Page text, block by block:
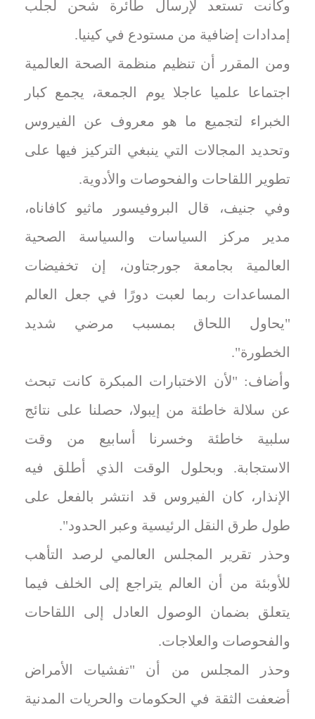
وكانت تستعد لإرسال طائرة شحن لجلب
إمدادات إضافية من مستودع في كينيا.
ومن المقرر أن تنظيم منظمة الصحة العالمية
اجتماعا علميا عاجلا يوم الجمعة، يجمع كبار
الخبراء لتجميع ما هو معروف عن الفيروس
وتحديد المجالات التي ينبغي التركيز فيها على
تطوير اللقاحات والفحوصات والأدوية.
وفي جنيف، قال البروفيسور ماثيو كافاناه،
مدير مركز السياسات والسياسة الصحية
العالمية بجامعة جورجتاون، إن تخفيضات
المساعدات ربما لعبت دورًا في جعل العالم
"يحاول اللحاق بمسبب مرضي شديد
الخطورة".
وأضاف: "لأن الاختبارات المبكرة كانت تبحث
عن سلالة خاطئة من إيبولا، حصلنا على نتائج
سلبية خاطئة وخسرنا أسابيع من وقت
الاستجابة. وبحلول الوقت الذي أطلق فيه
الإنذار، كان الفيروس قد انتشر بالفعل على
طول طرق النقل الرئيسية وعبر الحدود".
وحذر تقرير المجلس العالمي لرصد التأهب
للأوبئة من أن العالم يتراجع إلى الخلف فيما
يتعلق بضمان الوصول العادل إلى اللقاحات
والفحوصات والعلاجات.
وحذر المجلس من أن "تفشيات الأمراض
أضعفت الثقة في الحكومات والحريات المدنية